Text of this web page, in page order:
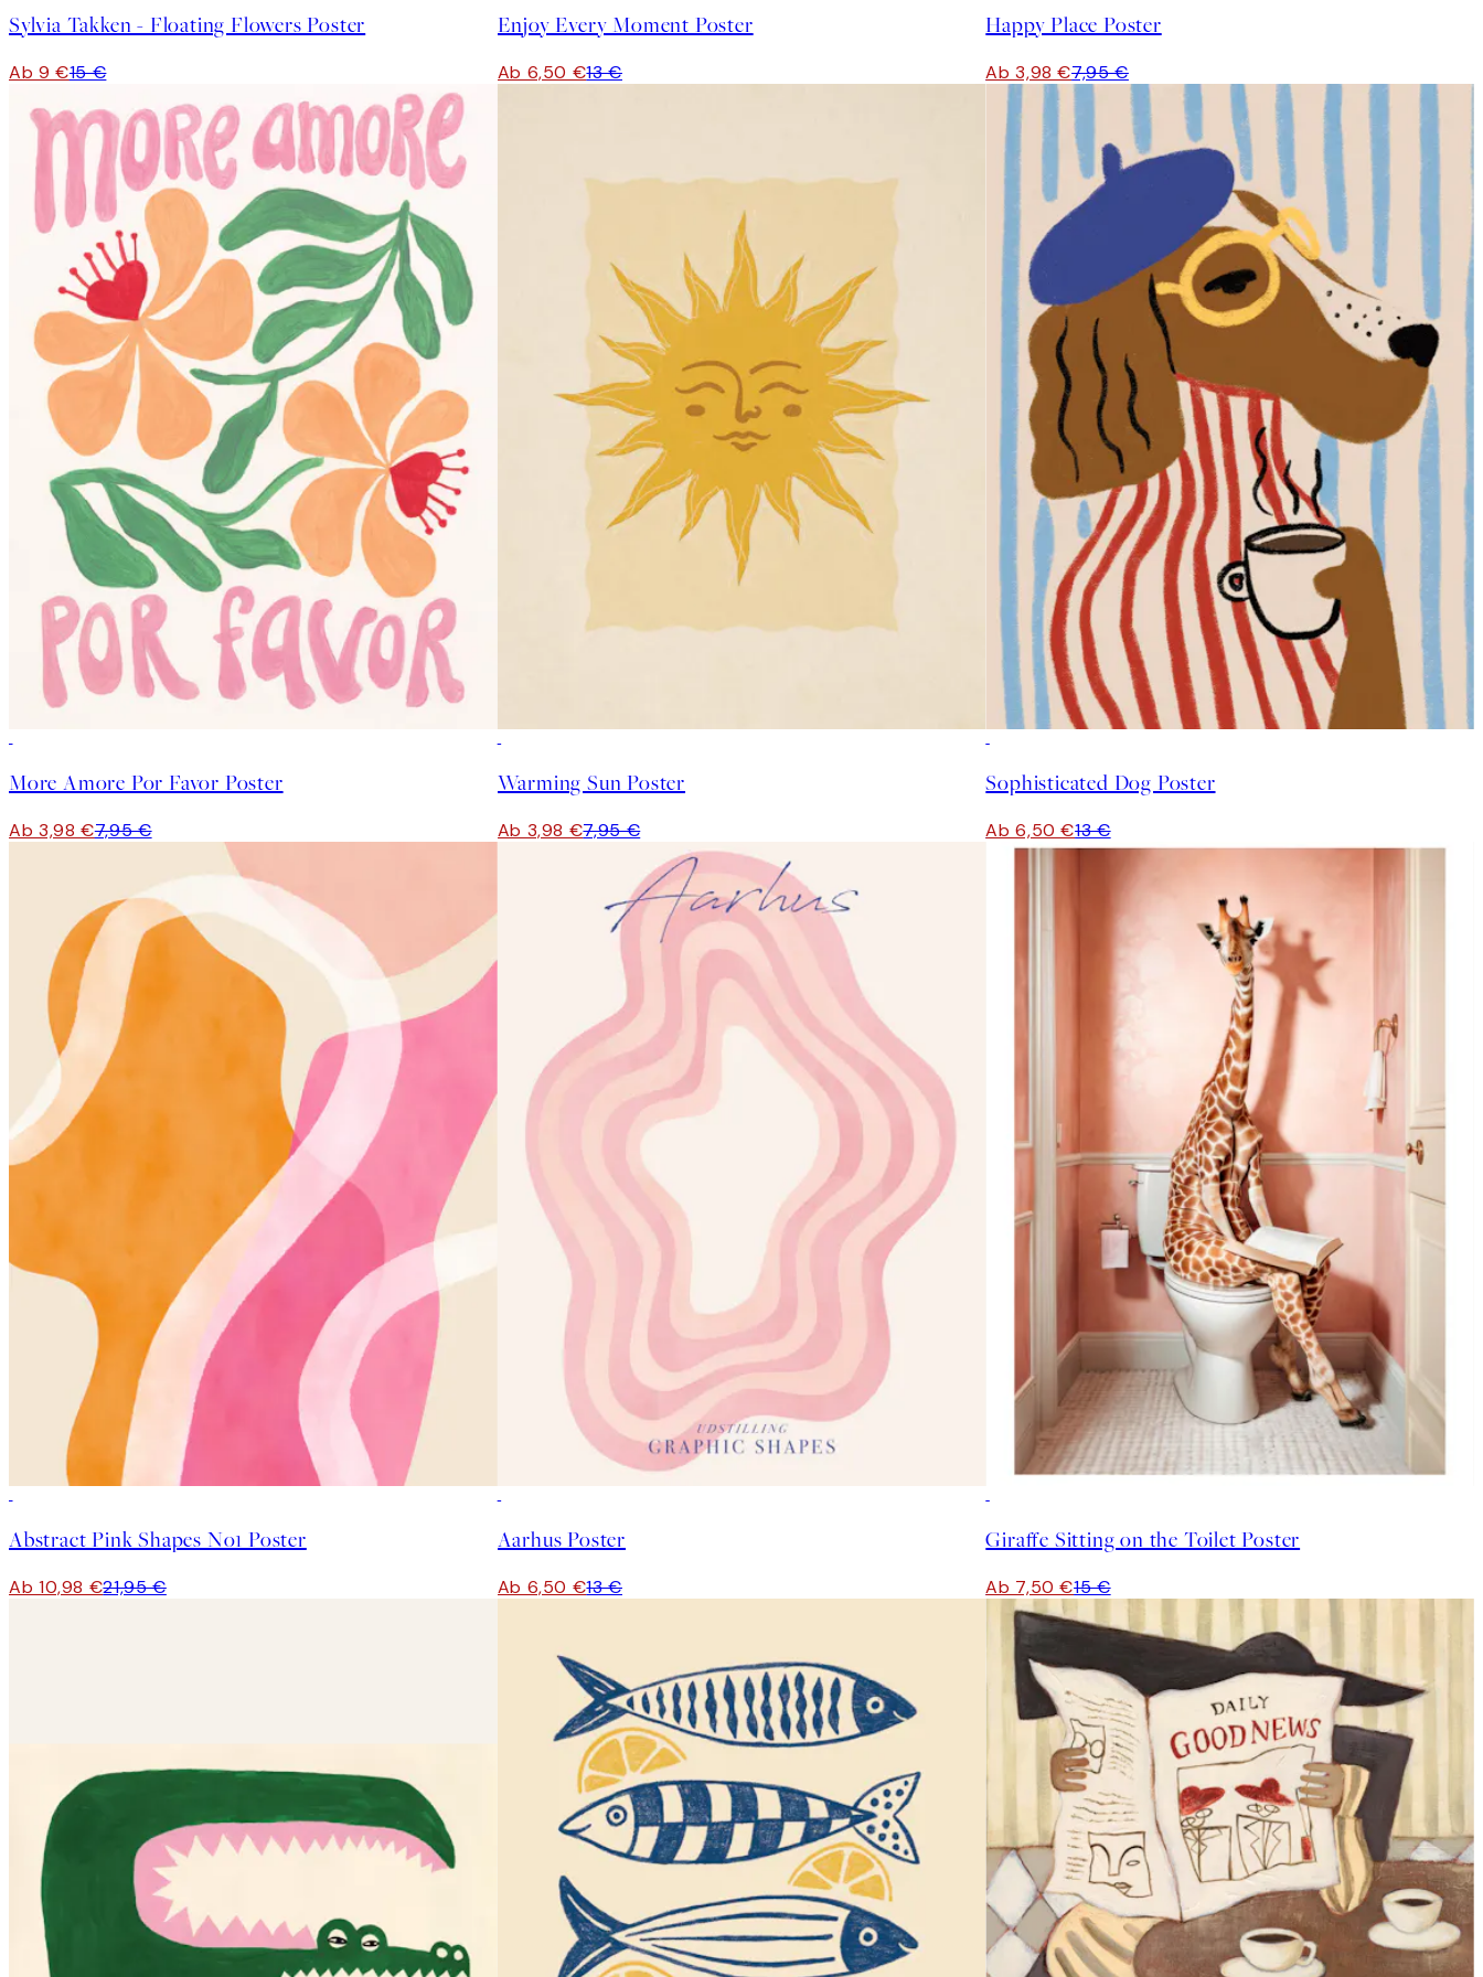
Sylvia Takken - Floating Flowers Poster
Ab 9 €15 €
Enjoy Every Moment Poster
Ab 6,50 €13 €
Happy Place Poster
Ab 3,98 €7,95 €
More Amore Por Favor Poster
Ab 3,98 €7,95 €
Warming Sun Poster
Ab 3,98 €7,95 €
Sophisticated Dog Poster
Ab 6,50 €13 €
Abstract Pink Shapes No1 Poster
Ab 10,98 €21,95 €
Aarhus Poster
Ab 6,50 €13 €
Giraffe Sitting on the Toilet Poster
Ab 7,50 €15 €